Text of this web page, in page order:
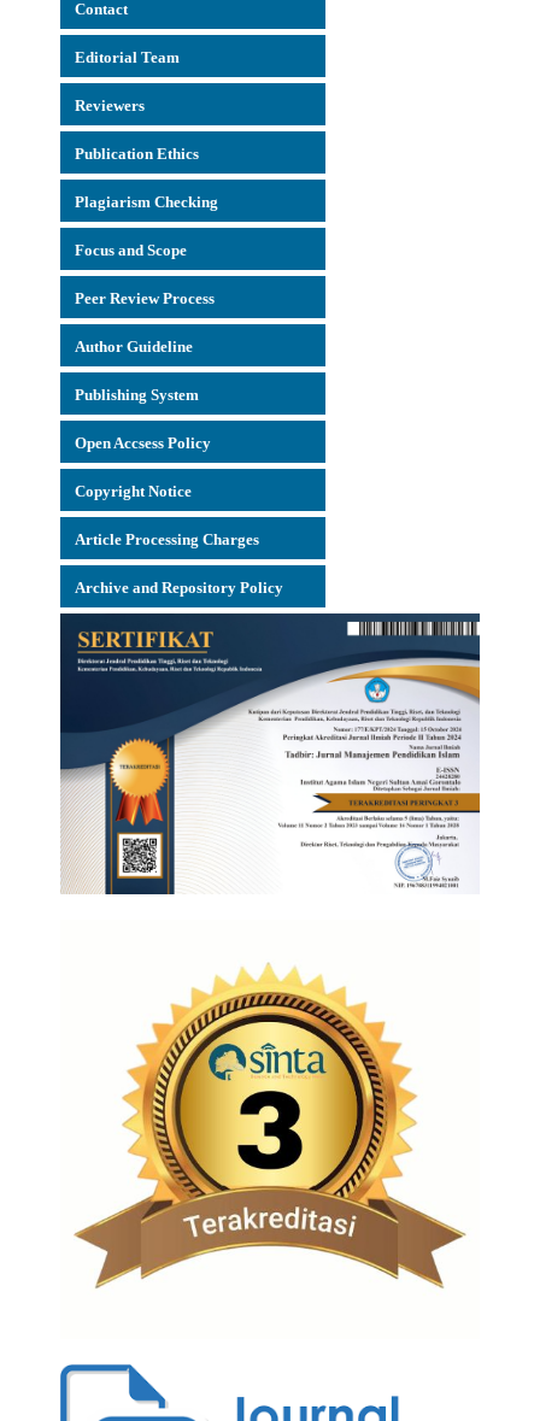
Contact
Editorial Team
Reviewers
Publication Ethics
Plagiarism Checking
Focus and Scope
Peer Review Process
Author Guideline
Publishing System
Open Accsess Policy
Copyright Notice
Article Processing Charges
Archive and Repository Policy